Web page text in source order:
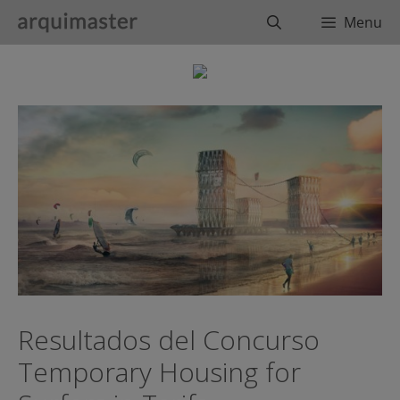
BuscarMenu
Resultados del Concurso
Temporary Housing for